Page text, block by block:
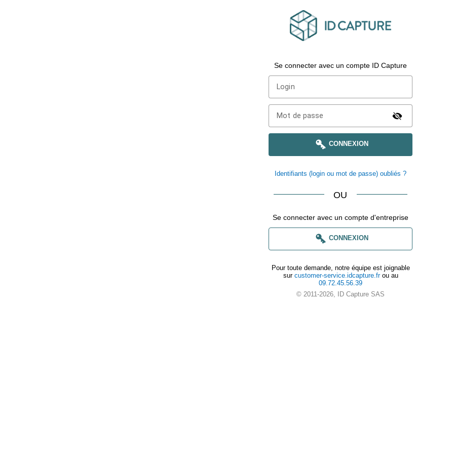
Se connecter avec un compte ID Capture
Login
Mot de passe
CONNEXION
Identifiants (login ou mot de passe) oubliés ?
OU
Se connecter avec un compte d'entreprise
CONNEXION
Pour toute demande, notre équipe est joignable
sur customer-service.idcapture.frou au
09.72.45.56.39
© 2011-2026, ID Capture SAS